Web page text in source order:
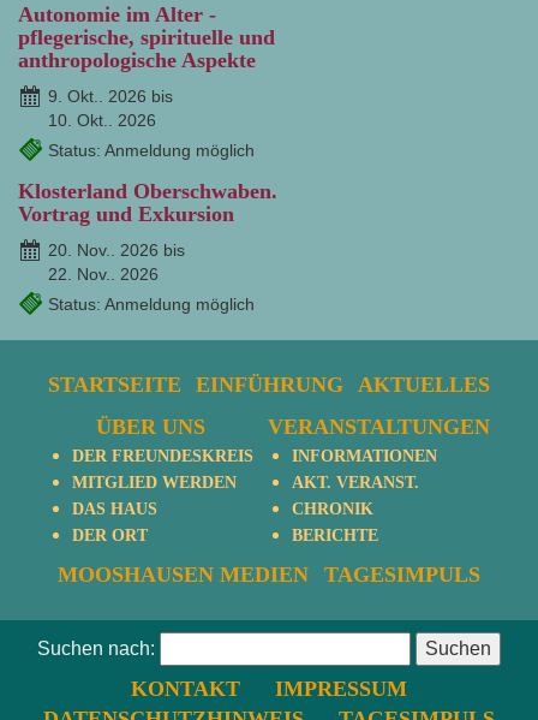
Autonomie im Alter -
pflegerische, spirituelle und
anthropologische Aspekte
9. Okt.. 2026 bis
10. Okt.. 2026
Status: Anmeldung möglich
Klosterland Oberschwaben.
Vortrag und Exkursion
20. Nov.. 2026 bis
22. Nov.. 2026
Status: Anmeldung möglich
STARTSEITE EINFÜHRUNG
AKTUELLES
ÜBER UNS
DER FREUNDESKREIS
MITGLIED WERDEN
DAS HAUS
DER ORT
VERANSTALTUNGEN
INFORMATIONEN
AKT. VERANST.
CHRONIK
BERICHTE
MOOSHAUSEN MEDIEN TAGESIMPULS
Suchen nach:
KONTAKT
IMPRESSUM